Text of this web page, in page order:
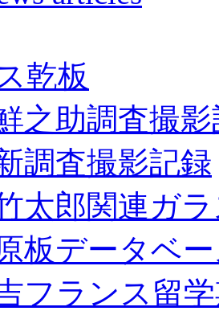
乾板
之助調査撮
調査撮影記録
太郎関連ガ
板データベ
フランス留